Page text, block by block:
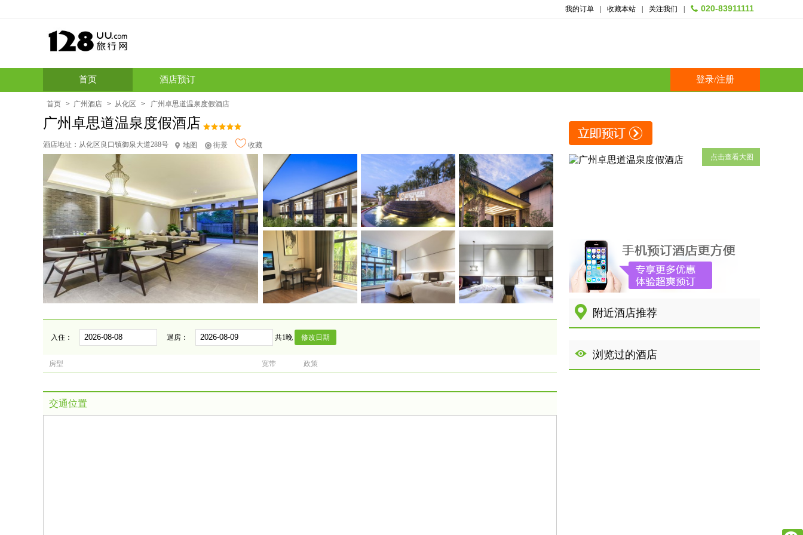
我的订单 收藏本站 关注我们 020-83911111
首页 酒店预订 登录/注册
首页 > 广州酒店 > 从化区 > 广州卓思道温泉度假酒店
广州卓思道温泉度假酒店
酒店地址： 从化区良口镇御泉大道288号 地图 街景 收藏
入住： 退房： 共1晚
房型 宽带 政策
交通位置
点击查看大图
附近酒店推荐
浏览过的酒店